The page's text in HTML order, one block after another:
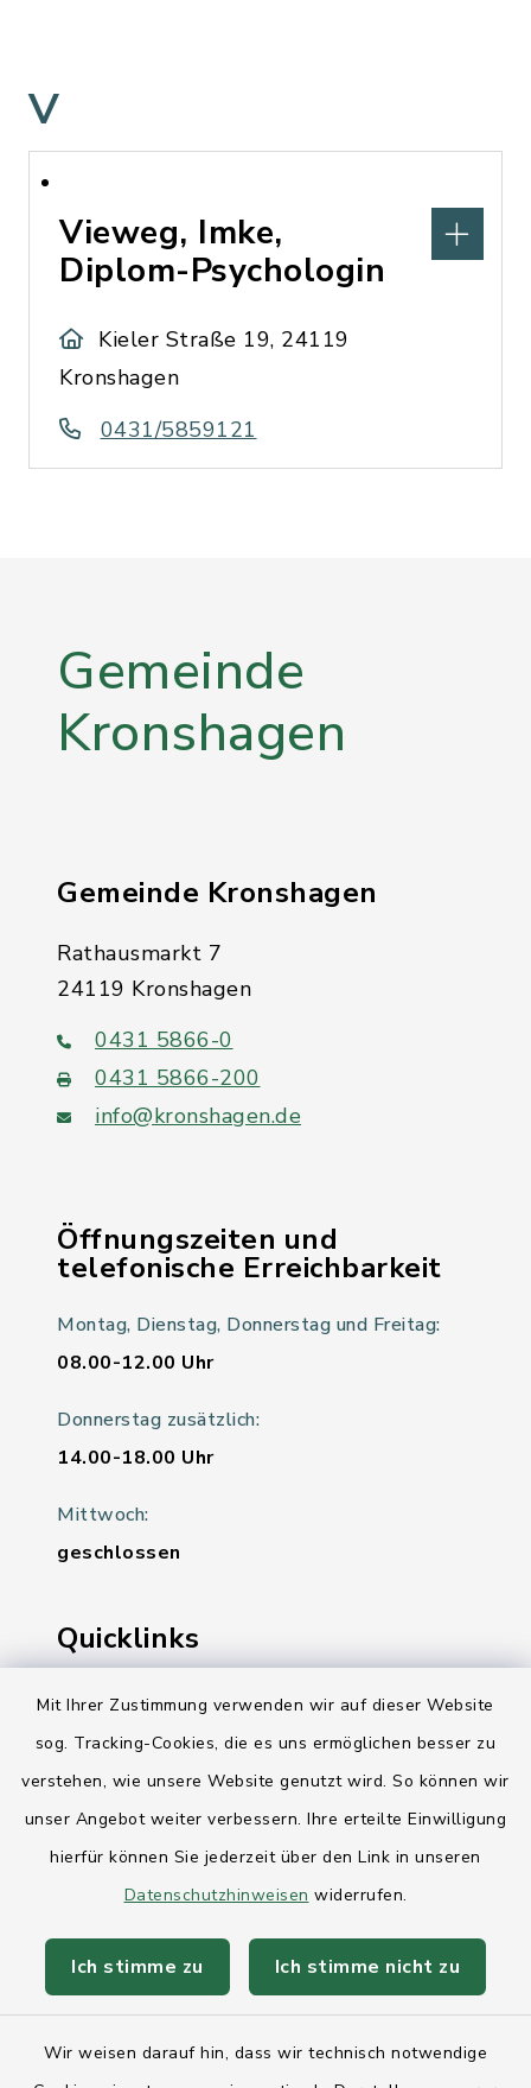
Mit Ihrer Zustimmung verwenden wir auf dieser Website
sog. Tracking-Cookies, die es uns ermöglichen besser zu
verstehen, wie unsere Website genutzt wird. So können wir
unser Angebot weiter verbessern. Ihre erteilte Einwilligung
hierfür können Sie jederzeit über den Link in unseren
Datenschutzhinweisen widerrufen.
Ich stimme zu Ich stimme nicht zu
Wir weisen darauf hin, dass wir technisch notwendige
V
Vieweg, Imke,
Diplom-Psychologin
Kieler Straße 19, 24119
Kronshagen
0431/5859121
Gemeinde
Kronshagen
Gemeinde Kronshagen
Rathausmarkt 7
24119 Kronshagen
0431 5866-0
0431 5866-200
info@kronshagen.de
Öffnungszeiten und
telefonische Erreichbarkeit
Montag, Dienstag, Donnerstag und Freitag:
08.00-12.00 Uhr
Donnerstag zusätzlich:
14.00-18.00 Uhr
Mittwoch:
geschlossen
Quicklinks
Ihre Behördennummer 115
Landesregierung Schleswig-Holstein
AktivRegion Mittelholstein